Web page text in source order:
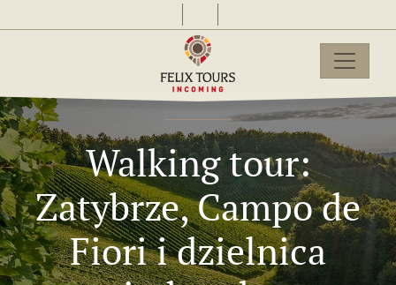
Walking tour:
Zatybrze, Campo de
Fiori i dzielnica